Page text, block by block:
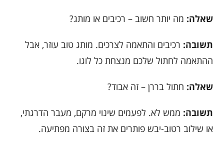
שאלה: מה יותר חשוב – רכיבים או מותג?
תשובה: רכיבים והתאמה לצרכים. מותג טוב עוזר, אבל
ההתאמה לחתול שלכם מנצחת כל לוגו.
שאלה: חתול בררן – זה אבוד?
תשובה: ממש לא. לפעמים שינוי מרקם, מעבר הדרגתי,
או שילוב רטוב-יבש פותרים את זה בצורה מפתיעה.